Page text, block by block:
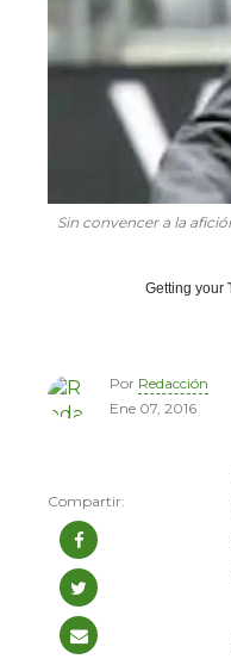
Sin convencer a la
Getting your
Por Redacción
Ene 07, 2016